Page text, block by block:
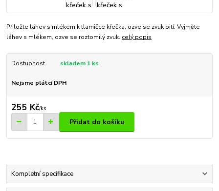
Přiložte láhev s mlékem k tlamičce křečka, ozve se zvuk pití. Vyjměte
láhev s mlékem, ozve se roztomilý zvuk. celý popis
Dostupnost skladem 1 ks
Nejsme plátci DPH
255 Kč/ks
Přidat do košíku
Kompletní specifikace